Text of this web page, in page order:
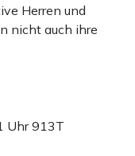
Herren und
nicht auch ihre
Uhr913T